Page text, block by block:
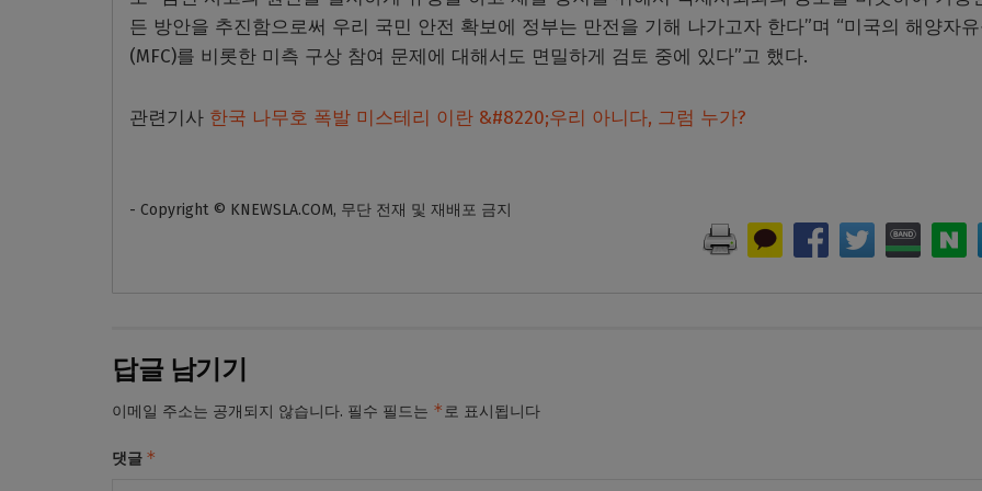
든 방안을 추진함으로써 우리 국민 안전 확보에 정부는 만전을 기해 나가고자 한다”며 “미국의 해양자
(MFC)를 비롯한 미측 구상 참여 문제에 대해서도 면밀하게 검토 중에 있다”고 했다.
관련기사 한국 나무호 폭발 미스테리 이란 &#8220;우리 아니다, 그럼 누가?
- Copyright © KNEWSLA.COM, 무단 전재 및 재배포 금지
답글 남기기
이메일 주소는 공개되지 않습니다. 필수 필드는 *로 표시됩니다
댓글 *